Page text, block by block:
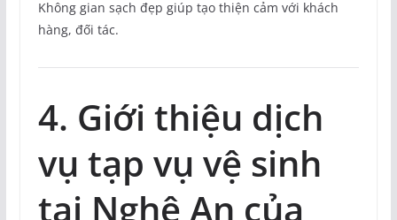
Không gian sạch đẹp giúp tạo thiện cảm với khách
hàng, đối tác.
4. Giới thiệu dịch
vụ tạp vụ vệ sinh
tại Nghệ An của